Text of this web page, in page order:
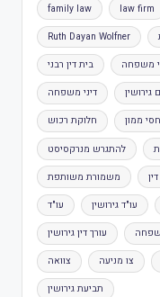
family law law firm
Ruth Dayan Wolfner
בית דין רבני משפחה
דיני משפחה גירושין
חלוקת רכוש ממון
להתגרש מנרקסיסט
משמורת משותפת
עו"ד עו"ד גירושין
עורך דין גירושין
צוואה צו מניעה
תביעת גירושין